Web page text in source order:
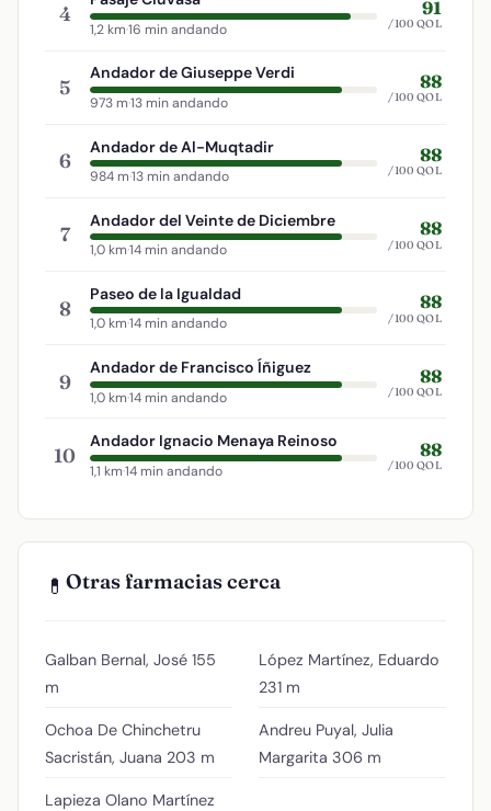
4
1,2 km·16 min andando
91
/100 QOL
5
Andador de Giuseppe Verdi
973 m·13 min andando
88
/100 QOL
6
Andador de Al-Muqtadir
984 m·13 min andando
88
/100 QOL
7
Andador del Veinte de Diciembre
1,0 km·14 min andando
88
/100 QOL
8
Paseo de la Igualdad
1,0 km·14 min andando
88
/100 QOL
9
Andador de Francisco Íñiguez
1,0 km·14 min andando
88
/100 QOL
10
Andador Ignacio Menaya Reinoso
1,1 km·14 min andando
88
/100 QOL
💊 Otras farmacias cerca
Galban Bernal, José 155
m
Ochoa De Chinchetru
Sacristán, Juana 203 m
Lapieza Olano Martínez
López Martínez, Eduardo
231 m
Andreu Puyal, Julia
Margarita 306 m